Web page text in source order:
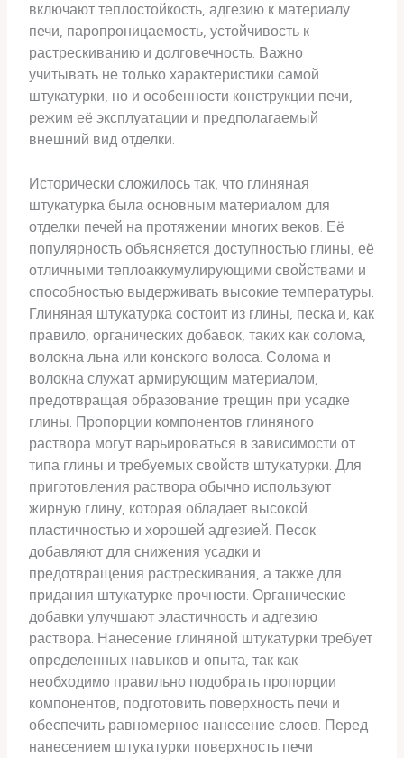
включают теплостойкость, адгезию к материалу
печи, паропроницаемость, устойчивость к
растрескиванию и долговечность. Важно
учитывать не только характеристики самой
штукатурки, но и особенности конструкции печи,
режим её эксплуатации и предполагаемый
внешний вид отделки.
Исторически сложилось так, что глиняная
штукатурка была основным материалом для
отделки печей на протяжении многих веков. Её
популярность объясняется доступностью глины, её
отличными теплоаккумулирующими свойствами и
способностью выдерживать высокие температуры.
Глиняная штукатурка состоит из глины, песка и, как
правило, органических добавок, таких как солома,
волокна льна или конского волоса. Солома и
волокна служат армирующим материалом,
предотвращая образование трещин при усадке
глины. Пропорции компонентов глиняного
раствора могут варьироваться в зависимости от
типа глины и требуемых свойств штукатурки. Для
приготовления раствора обычно используют
жирную глину, которая обладает высокой
пластичностью и хорошей адгезией. Песок
добавляют для снижения усадки и
предотвращения растрескивания, а также для
придания штукатурке прочности. Органические
добавки улучшают эластичность и адгезию
раствора. Нанесение глиняной штукатурки требует
определенных навыков и опыта, так как
необходимо правильно подобрать пропорции
компонентов, подготовить поверхность печи и
обеспечить равномерное нанесение слоев. Перед
нанесением штукатурки поверхность печи